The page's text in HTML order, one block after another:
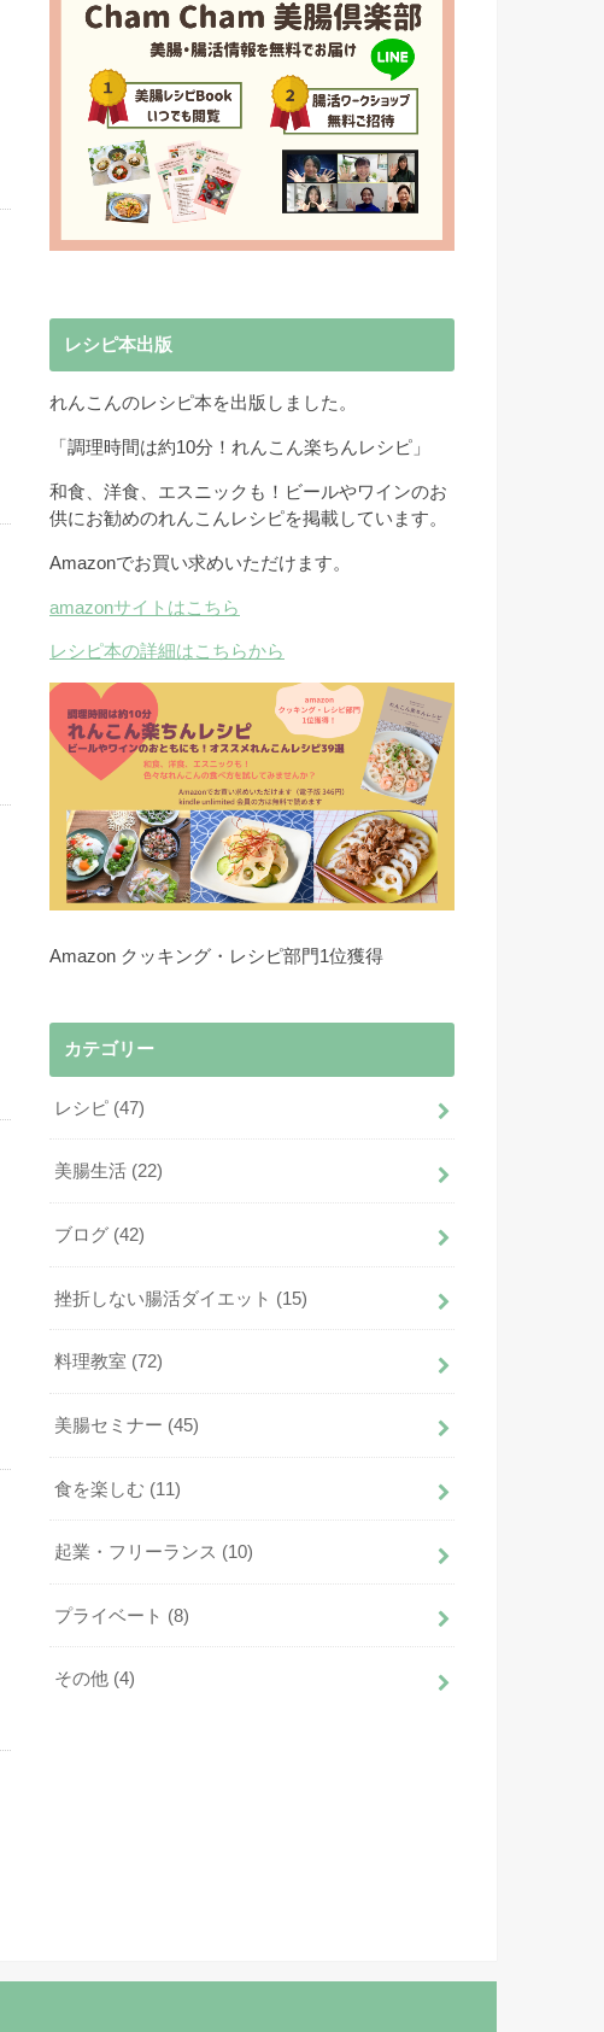
レシピ本出版
れんこんのレシピ本を出版しました。
「調理時間は約10分！れんこん楽ちんレシピ」
和食、洋食、エスニックも！ビールやワインのお
供にお勧めのれんこんレシピを掲載しています。
Amazonでお買い求めいただけます。
amazonサイトはこちら
レシピ本の詳細はこちらから
Amazon クッキング・レシピ部門1位獲得
カテゴリー
レシピ (47)
美腸生活 (22)
ブログ (42)
挫折しない腸活ダイエット (15)
料理教室 (72)
美腸セミナー (45)
食を楽しむ (11)
起業・フリーランス (10)
プライベート (8)
その他 (4)